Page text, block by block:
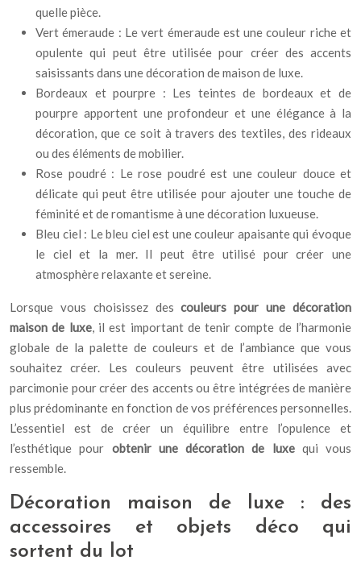
quelle pièce.
Vert émeraude : Le vert émeraude est une couleur riche et
opulente qui peut être utilisée pour créer des accents
saisissants dans une décoration de maison de luxe.
Bordeaux et pourpre : Les teintes de bordeaux et de
pourpre apportent une profondeur et une élégance à la
décoration, que ce soit à travers des textiles, des rideaux
ou des éléments de mobilier.
Rose poudré : Le rose poudré est une couleur douce et
délicate qui peut être utilisée pour ajouter une touche de
féminité et de romantisme à une décoration luxueuse.
Bleu ciel : Le bleu ciel est une couleur apaisante qui évoque
le ciel et la mer. Il peut être utilisé pour créer une
atmosphère relaxante et sereine.
Lorsque vous choisissez descouleurs pour une décoration
maison de luxe, il est important de tenir compte de l’harmonie
globale de la palette de couleurs et de l’ambiance que vous
souhaitez créer. Les couleurs peuvent être utilisées avec
parcimonie pour créer des accents ou être intégrées de manière
plus prédominante en fonction de vos préférences personnelles.
L’essentiel est de créer un équilibre entre l’opulence et
l’esthétique pour obtenir une décoration de luxequi vous
ressemble.
Décoration maison de luxe : des
accessoires et objets déco qui
sortent du lot